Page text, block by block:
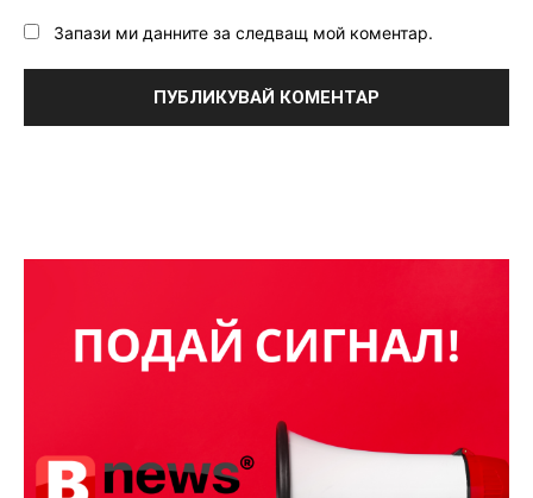
Запази ми данните за следващ мой коментар.